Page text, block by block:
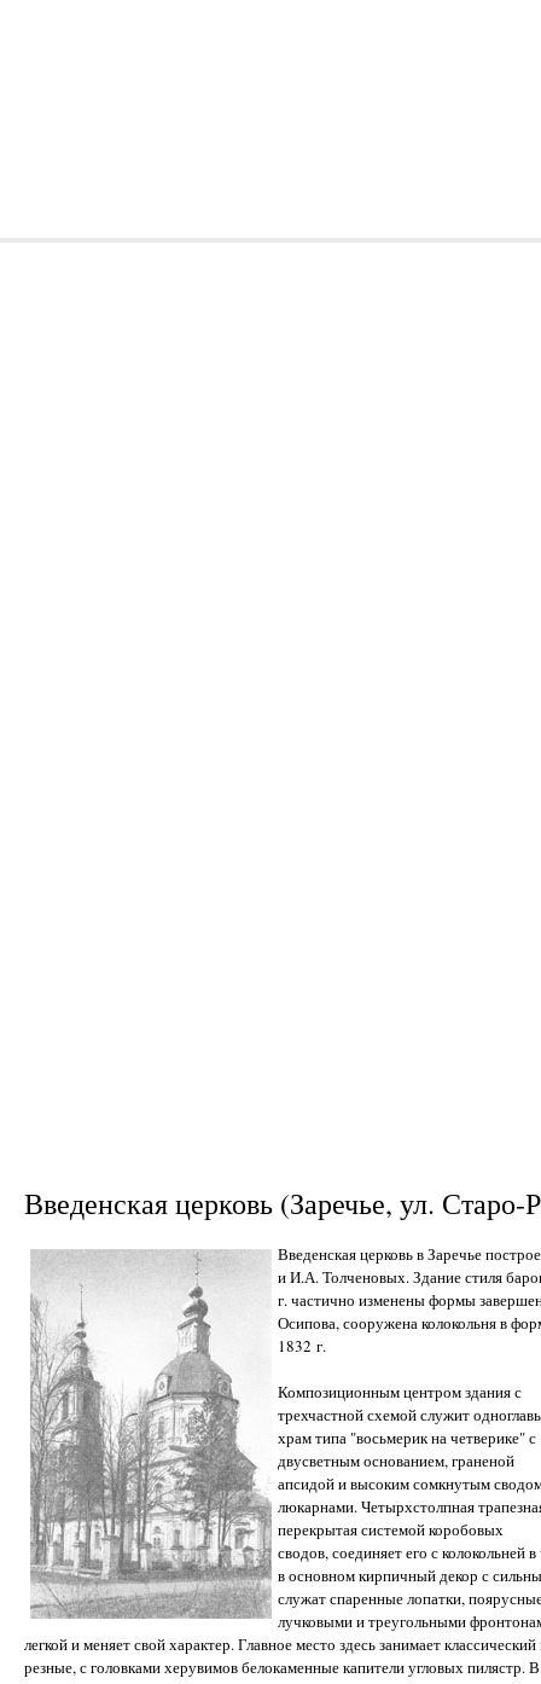
Введенская церковь (Заречье, ул. Старо-
Введенская церковь в Заречье
и И.А. Толченовых. Здание стиля
г. частично изменены формы
Осипова, сооружена колокольня в
1832 г.
Композиционным центром здания с
трехчастной схемой служит
храм типа "восьмерик на четверике" с
двусветным основанием, граненой
апсидой и высоким сомкнутым
люкарнами. Четырхстолпная
перекрытая системой коробовых
сводов, соединяет его с
в основном кирпичный декор с
служат спаренные лопатки,
лучковыми и треугольными
легкой и меняет свой характер. Главное место здесь занимает
резные, с головками херувимов белокаменные капители угловых